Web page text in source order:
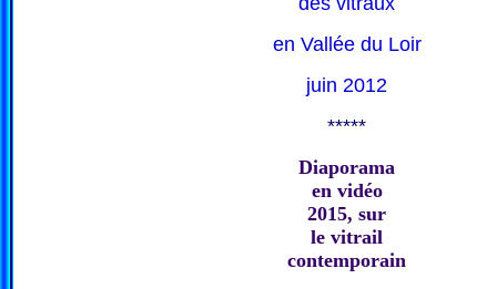
en Vallée du Loir
juin 2012
*****
Diaporama
en vidéo
2015, sur
le vitrail
contemporain